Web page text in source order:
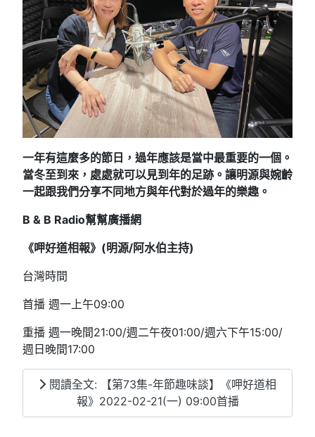
一年有這麼多的節日，過年應該是當中最重要的一個。
當冬至到來，處處就可以見到年的足跡。讓明源與婉齡
一起跟我們分享不同地方與年代對於過年的樂趣。
B & B Radio幫幫廣播網
《呷好道相報》(明源/阿水伯主持)
台灣時間
首播 週一上午09:00
重播 週一晚間21:00/週二午夜01:00/週六下午15:00/
週日晚間17:00
閱讀全文: 【第73集-年節趣味談】《呷好道相
報》2022-02-21(一) 09:00首播